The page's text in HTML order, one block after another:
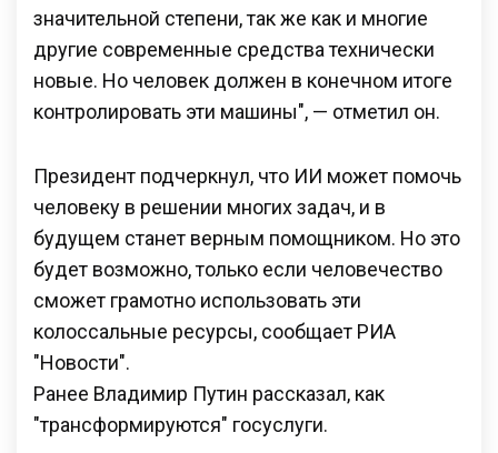
значительной степени, так же как и многие
другие современные средства технически
новые. Но человек должен в конечном итоге
контролировать эти машины", — отметил он.
Президент подчеркнул, что ИИ может помочь
человеку в решении многих задач, и в
будущем станет верным помощником. Но это
будет возможно, только если человечество
сможет грамотно использовать эти
колоссальные ресурсы, сообщает РИА
"Новости".
Ранее Владимир Путин рассказал, как
"трансформируются" госуслуги.